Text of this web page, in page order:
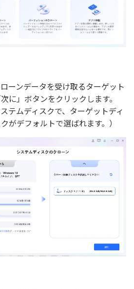
ーンデータを受け取るターゲット
に」ボタンをクリックします。
テムディスクで、ターゲットディ
がデフォルトで選ばれます。）